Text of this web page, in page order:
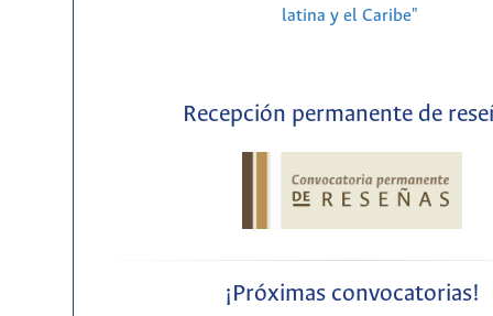
latina y el Caribe"
Recepción permanente de
¡Próximas convocatorias!